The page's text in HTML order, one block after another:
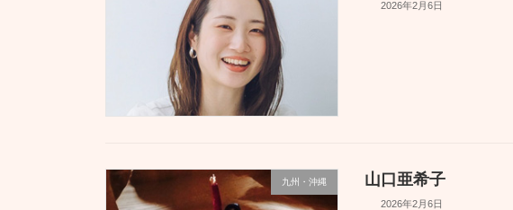
2026年2月6日
九州・沖縄 山口亜希子
2026年2月6日